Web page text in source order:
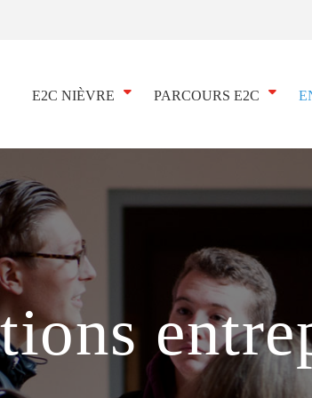
E2C NIÈVRE PARCOURS E2C